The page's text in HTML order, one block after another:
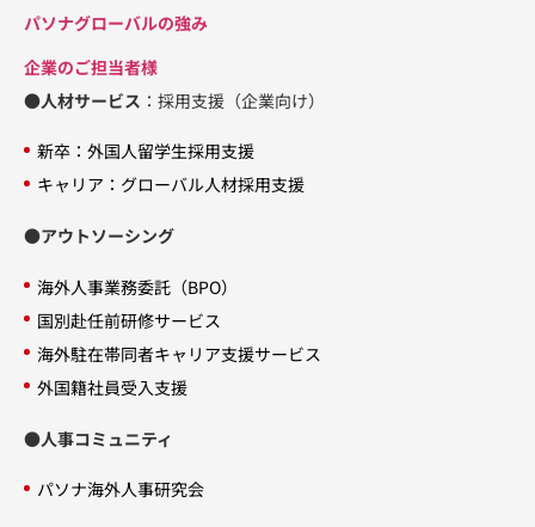
パソナグローバルの強み
企業のご担当者様
●人材サービス ：採用支援（企業向け）
新卒：外国人留学生採用支援
キャリア：グローバル人材採用支援
●アウトソーシング
海外人事業務委託（BPO）
国別赴任前研修サービス
海外駐在帯同者キャリア支援サービス
外国籍社員受入支援
●人事コミュニティ
パソナ海外人事研究会